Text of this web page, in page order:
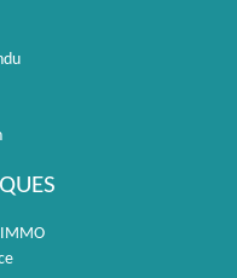
IMMO